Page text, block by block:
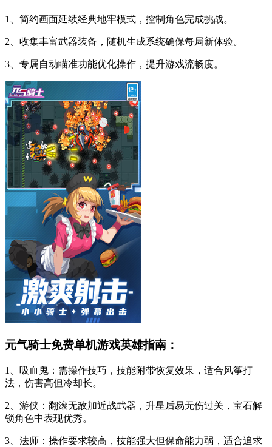
1、简约画面延续经典地牢模式，控制角色完成挑战。
2、收集丰富武器装备，随机生成系统确保每局新体验。
3、专属自动瞄准功能优化操作，提升游戏流畅度。
元气骑士免费单机游戏英雄指南：
1、吸血鬼：需操作技巧，技能附带恢复效果，适合风筝打
法，伤害高但冷却长。
2、游侠：翻滚无敌加近战武器，升星后易无伤过关，宝石解
锁角色中表现优秀。
3、法师：操作要求较高，技能强大但保命能力弱，适合追求